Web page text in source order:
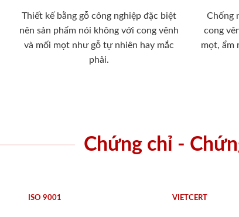
Thiết kế bằng gỗ công nghiệp đặc biệt
nên sản phẩm nói không với cong vênh
và mối mọt như gỗ tự nhiên hay mắc
phải.
Chống
cong
mọt, ẩm
Chứng chỉ -
ISO 9001 VIETCERT